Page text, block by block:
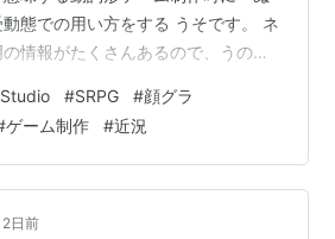
態での用い方をする うそです。 ネ
情報がたくさんあるので、うのみ
ぎゃああ」打ち込んでいると、呼
かの機会があれば、
で「ぬぎゃる」と言っている人が私
みようと思います。 断末魔として
いるのですが、具体例を上げろと
#SRPG #顔グラ
ゲーム制作 #近況
日前